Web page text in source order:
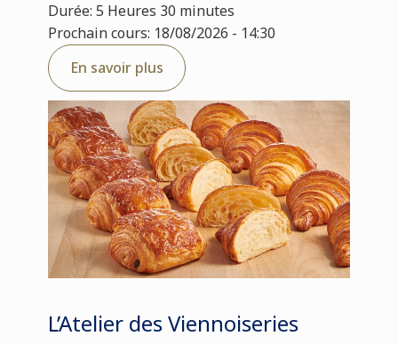
Durée: 5 Heures 30 minutes
Prochain cours: 18/08/2026 - 14:30
En savoir plus
L’Atelier des Viennoiseries